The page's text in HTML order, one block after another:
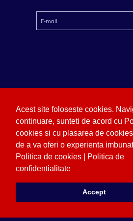
Acest site foloseste cookies.
continuare, sunteti de acord cu
cookies si cu plasarea de
de a va oferi o experienta
Politica de cookies
Politica de
confidentialitate
Accept
Copyright © German Optik
Softimpera
Politica de confidentialitate|
Calea Dorobantilor nr. 184,
+40212313507